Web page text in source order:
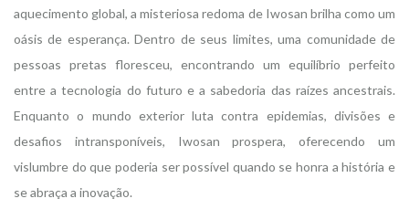
aquecimento global, a misteriosa redoma de Iwosan brilha como um
oásis de esperança. Dentro de seus limites, uma comunidade de
pessoas pretas floresceu, encontrando um equilíbrio perfeito
entre a tecnologia do futuro e a sabedoria das raízes ancestrais.
Enquanto o mundo exterior luta contra epidemias, divisões e
desafios intransponíveis, Iwosan prospera, oferecendo um
vislumbre do que poderia ser possível quando se honra a história e
se abraça a inovação.